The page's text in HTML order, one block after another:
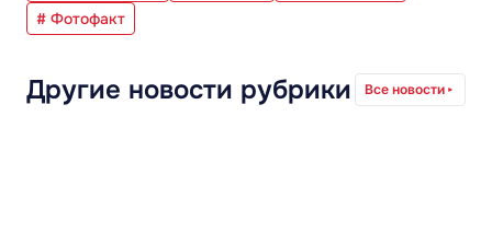
# Фотофакт
Другие новости рубрики Все новости